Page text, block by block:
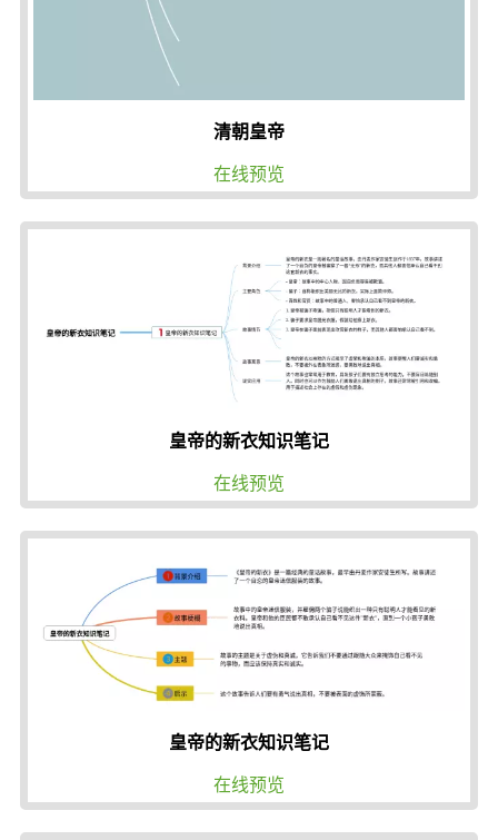
清朝皇帝
在线预览
皇帝的新衣知识笔记
在线预览
皇帝的新衣知识笔记
在线预览